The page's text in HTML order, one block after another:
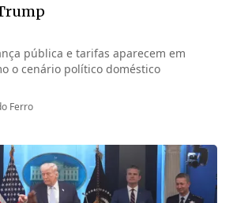
pública e tarifas aparecem em
o cenário político doméstico
Ferro